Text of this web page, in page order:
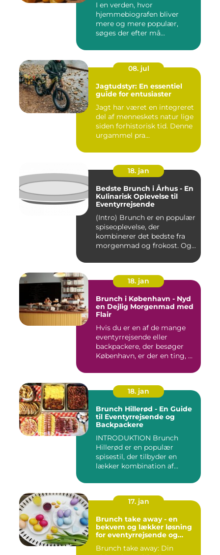
I en verden, hvor
hjemmebiografen bliver
mere og mere populær,
søges der efter må...
08. jul
Jagtudstyr: En essentiel
guide for entusiaster
Jagt har været en integreret
del af menneskets natur lige
siden forhistorisk tid. Denne
urgammel pra...
18. jan
Bedste Brunch i Århus - En
Kulinarisk Oplevelse til
Eventyrrejsende
(Intro) Brunch er en populær
spiseoplevelse, der
kombinerer det bedste fra
morgenmad og frokost. Og...
18. jan
Brunch i København - Nyd
en Dejlig Morgenmad med
Flair
Hvis du er en af de mange
eventyrrejsende eller
backpackere, der besøger
København, er der en ting, ...
18. jan
Brunch Hillerød - En Guide
til Eventyrrejsende og
Backpackere
INTRODUKTION Brunch
Hillerød er en populær
spisestil, der tilbyder en
lækker kombination af
17. jan
Brunch take away - en
bekvem og lækker løsning
for eventyrrejsende og
Brunch take away: Din